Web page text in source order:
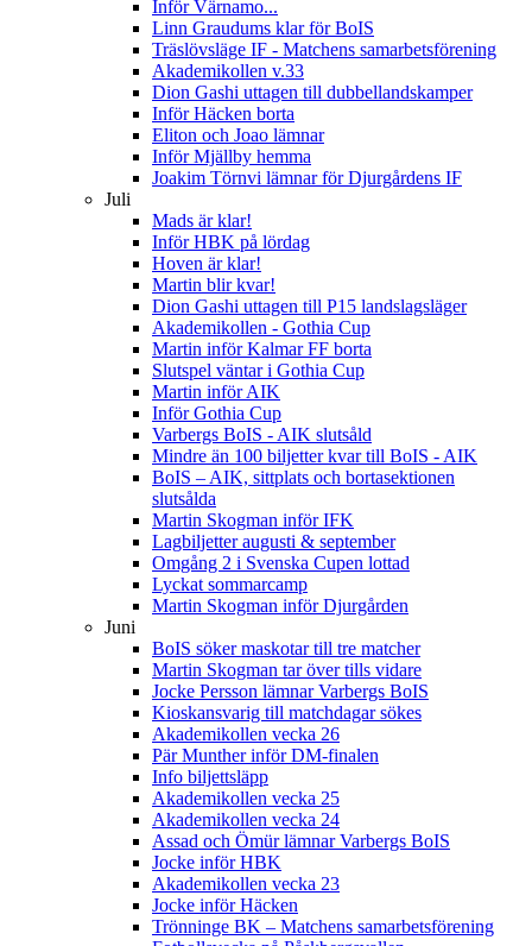
Inför Värnamo...
Linn Graudums klar för BoIS
Träslövsläge IF - Matchens samarbetsförening
Akademikollen v.33
Dion Gashi uttagen till dubbellandskamper
Inför Häcken borta
Eliton och Joao lämnar
Inför Mjällby hemma
Joakim Törnvi lämnar för Djurgårdens IF
Juli
Mads är klar!
Inför HBK på lördag
Hoven är klar!
Martin blir kvar!
Dion Gashi uttagen till P15 landslagsläger
Akademikollen - Gothia Cup
Martin inför Kalmar FF borta
Slutspel väntar i Gothia Cup
Martin inför AIK
Inför Gothia Cup
Varbergs BoIS - AIK slutsåld
Mindre än 100 biljetter kvar till BoIS - AIK
BoIS – AIK, sittplats och bortasektionen
slutsålda
Martin Skogman inför IFK
Lagbiljetter augusti & september
Omgång 2 i Svenska Cupen lottad
Lyckat sommarcamp
Martin Skogman inför Djurgården
Juni
BoIS söker maskotar till tre matcher
Martin Skogman tar över tills vidare
Jocke Persson lämnar Varbergs BoIS
Kioskansvarig till matchdagar sökes
Akademikollen vecka 26
Pär Munther inför DM-finalen
Info biljettsläpp
Akademikollen vecka 25
Akademikollen vecka 24
Assad och Ömür lämnar Varbergs BoIS
Jocke inför HBK
Akademikollen vecka 23
Jocke inför Häcken
Trönninge BK – Matchens samarbetsförening